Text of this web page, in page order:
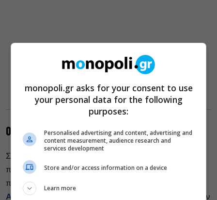
Οι ερμηνείες
Συμμέτοχοι στην προσπάθεια να αποσαφηνιστούν οι
προθέσεις του Ευριπίδη είναι οι βασικοί
πρωταγωνιστές της παράστασης. Δίχως αμφιβολία, ο
Αργύρης Ξάφης
στέκεται, όπως και η ηρωίδα του, σαν
monopoli.gr asks for your consent to use
your personal data for the following
purposes:
Personalised advertising and content, advertising and
content measurement, audience research and
services development
Store and/or access information on a device
Learn more